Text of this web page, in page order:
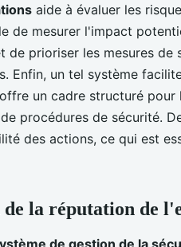
aide à évaluer les
de mesurer l'impact
de prioriser les mesures
Enfin, un tel système
un cadre structuré
procédures de sécurité.
des actions, ce qui est
la réputation de
de gestion de la